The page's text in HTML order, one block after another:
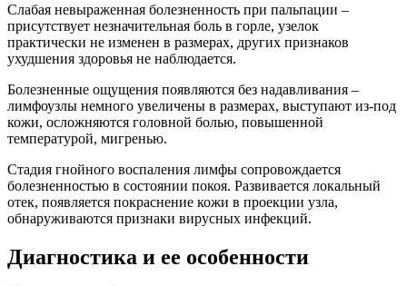
Слабая невыраженная болезненность при пальпации –
присутствует незначительная боль в горле, узелок
практически не изменен в размерах, других признаков
ухудшения здоровья не наблюдается.
Болезненные ощущения появляются без надавливания –
лимфоузлы немного увеличены в размерах, выступают из-под
кожи, осложняются головной болью, повышенной
температурой, мигренью.
Стадия гнойного воспаления лимфы сопровождается
болезненностью в состоянии покоя. Развивается локальный
отек, появляется покраснение кожи в проекции узла,
обнаруживаются признаки вирусных инфекций.
Диагностика и ее особенности